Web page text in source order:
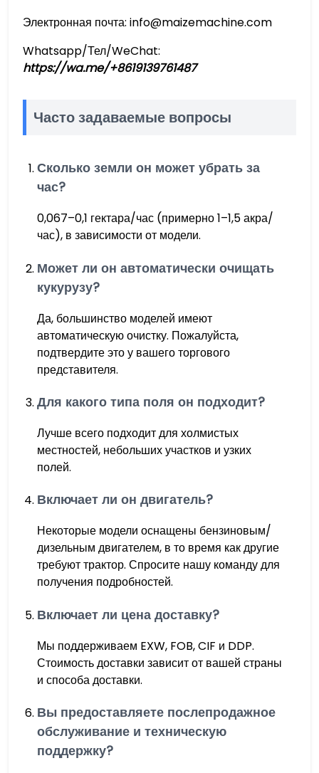
Электронная почта: info@maizemachine.com
Whatsapp/Тел/WeChat:
https://wa.me/+8619139761487
Часто задаваемые вопросы
Сколько земли он может убрать за
час?
0,067–0,1 гектара/час (примерно 1–1,5 акра/
час), в зависимости от модели.
Может ли он автоматически очищать
кукурузу?
Да, большинство моделей имеют
автоматическую очистку. Пожалуйста,
подтвердите это у вашего торгового
представителя.
Для какого типа поля он подходит?
Лучше всего подходит для холмистых
местностей, небольших участков и узких
полей.
Включает ли он двигатель?
Некоторые модели оснащены бензиновым/
дизельным двигателем, в то время как другие
требуют трактор. Спросите нашу команду для
получения подробностей.
Включает ли цена доставку?
Мы поддерживаем EXW, FOB, CIF и DDP.
Стоимость доставки зависит от вашей страны
и способа доставки.
Вы предоставляете послепродажное
обслуживание и техническую
поддержку?